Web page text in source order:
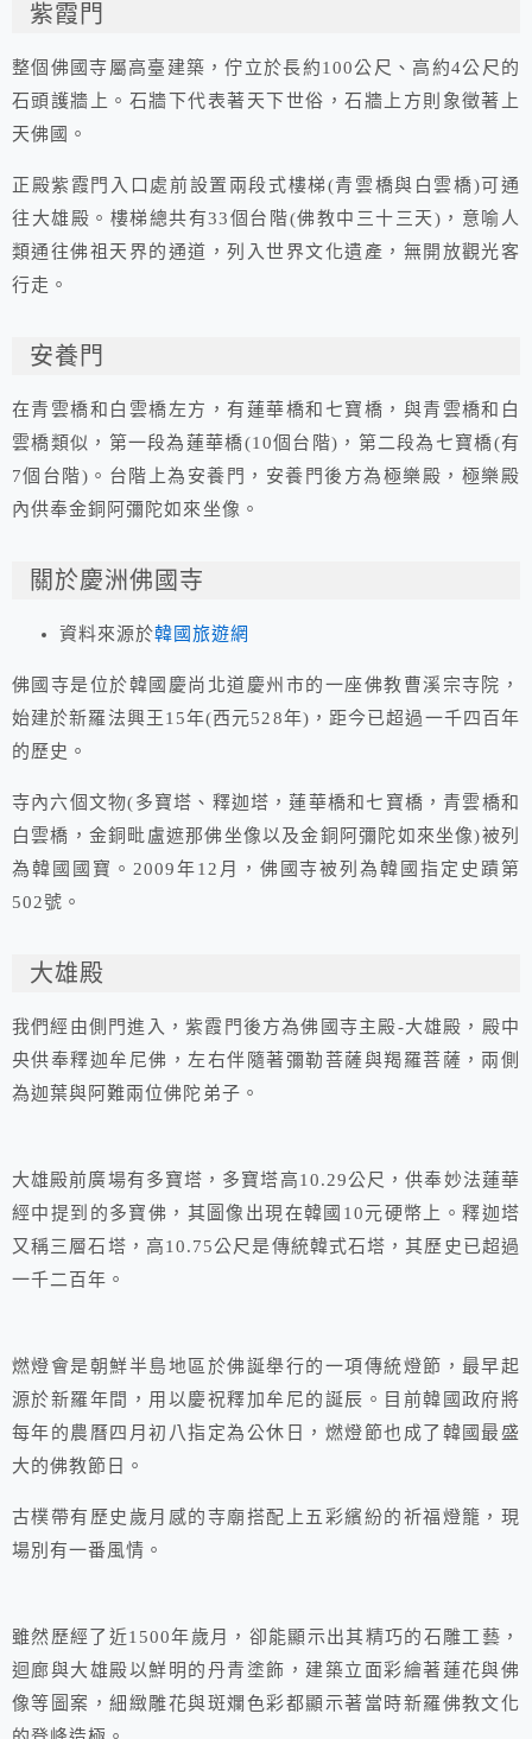
紫霞門
整個佛國寺屬高臺建築，佇立於長約100公尺、高約4公尺的
石頭護牆上。石牆下代表著天下世俗，石牆上方則象徵著上
天佛國。
正殿紫霞門入口處前設置兩段式樓梯(青雲橋與白雲橋)可通
往大雄殿。樓梯總共有33個台階(佛教中三十三天)，意喻人
類通往佛祖天界的通道，列入世界文化遺產，無開放觀光客
行走。
安養門
在青雲橋和白雲橋左方，有蓮華橋和七寶橋，與青雲橋和白
雲橋類似，第一段為蓮華橋(10個台階)，第二段為七寶橋(有
7個台階)。台階上為安養門，安養門後方為極樂殿，極樂殿
內供奉金銅阿彌陀如來坐像。
關於慶洲佛國寺
資料來源於韓國旅遊網
佛國寺是位於韓國慶尚北道慶州市的一座佛教曹溪宗寺院，
始建於新羅法興王15年(西元528年)，距今已超過一千四百年
的歷史。
寺內六個文物(多寶塔、釋迦塔，蓮華橋和七寶橋，青雲橋和
白雲橋，金銅毗盧遮那佛坐像以及金銅阿彌陀如來坐像)被列
為韓國國寶。2009年12月，佛國寺被列為韓國指定史蹟第
502號。
大雄殿
我們經由側門進入，紫霞門後方為佛國寺主殿-大雄殿，殿中
央供奉釋迦牟尼佛，左右伴隨著彌勒菩薩與羯羅菩薩，兩側
為迦葉與阿難兩位佛陀弟子。
大雄殿前廣場有多寶塔，多寶塔高10.29公尺，供奉妙法蓮華
經中提到的多寶佛，其圖像出現在韓國10元硬幣上。釋迦塔
又稱三層石塔，高10.75公尺是傳統韓式石塔，其歷史已超過
一千二百年。
燃燈會是朝鮮半島地區於佛誕舉行的一項傳統燈節，最早起
源於新羅年間，用以慶祝釋加牟尼的誕辰。目前韓國政府將
每年的農曆四月初八指定為公休日，燃燈節也成了韓國最盛
大的佛教節日。
古樸帶有歷史歲月感的寺廟搭配上五彩繽紛的祈福燈籠，現
場別有一番風情。
雖然歷經了近1500年歲月，卻能顯示出其精巧的石雕工藝，
迴廊與大雄殿以鮮明的丹青塗飾，建築立面彩繪著蓮花與佛
像等圖案，細緻雕花與斑斕色彩都顯示著當時新羅佛教文化